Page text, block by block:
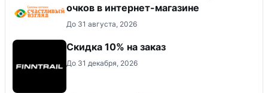
очков в интернет-магазине
До 31 августа, 2026
Скидка 10% на заказ
До 31 декабря, 2026